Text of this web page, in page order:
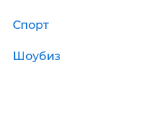
Спорт
Шоубиз